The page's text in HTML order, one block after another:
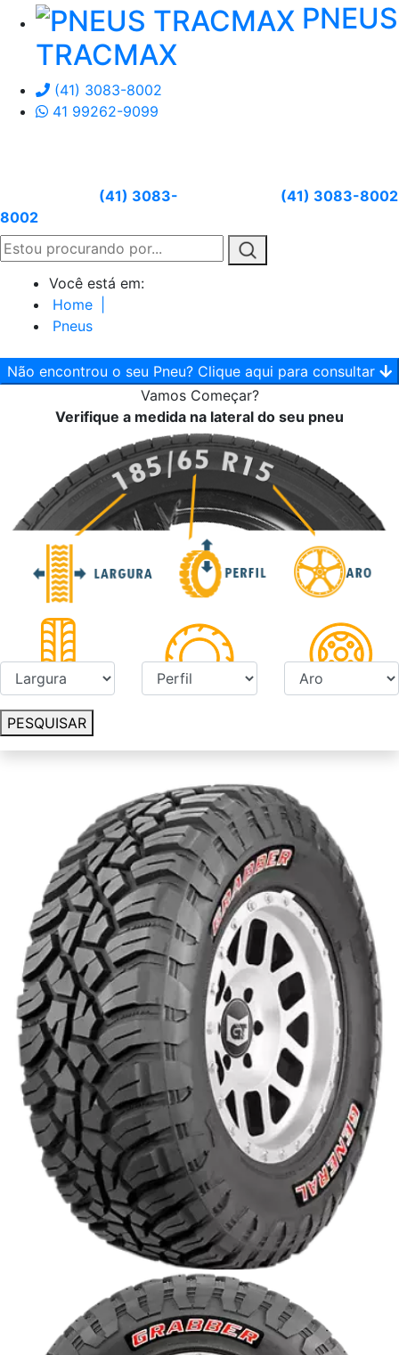
PNEUS
TRACMAX
(41) 3083-8002
41 99262-9099
(41) 3083-
8002
(41) 3083-8002
Você está em:
Home
Pneus
Não encontrou o seu Pneu? Clique aqui para consultar
Vamos Começar?
Verifique a medida na lateral do seu pneu
PESQUISAR